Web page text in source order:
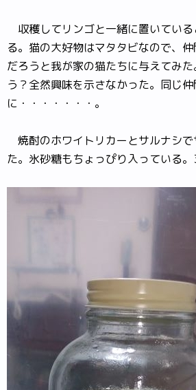
収穫してリンゴと一緒に置いてい
る。猫の大好物はマタタビなので、
だろうと我が家の猫たちに与えてみ
う？全然興味を示さなかった。同じ
に・・・・・・・。
焼酎のホワイトリカーとサルナシで
た。氷砂糖もちょっぴり入っている。